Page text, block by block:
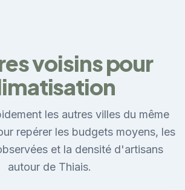
voisins pour
les autres villes du même
repérer les budgets moyens, les
et la densité d'artisans
autour de Thiais.